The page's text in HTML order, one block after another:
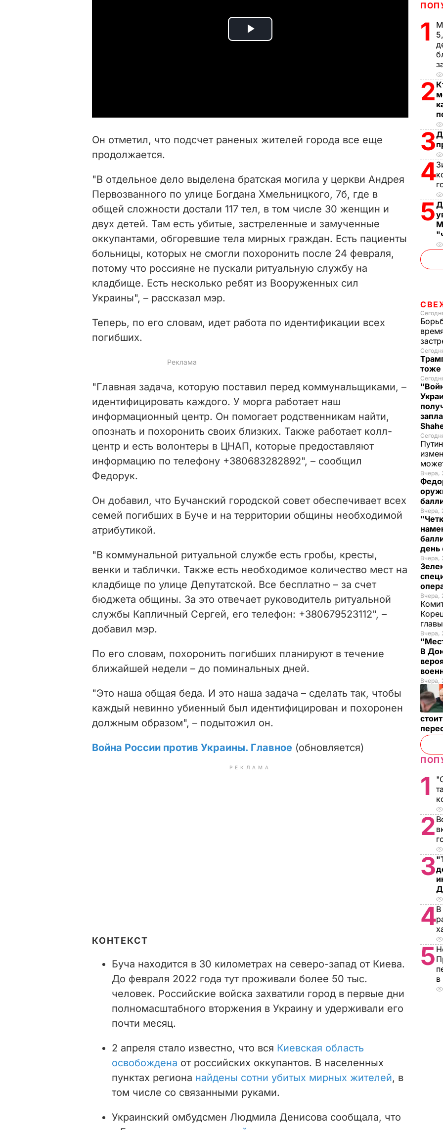
P
d
e
o
Он отметил, что подсчет раненых жителей города все еще
продолжается.
"В отдельное дело выделена братская могила у церкви Андрея
Первозванного по улице Богдана Хмельницкого, 7б, где в
общей сложности достали 117 тел, в том числе 30 женщин и
двух детей. Там есть убитые, застреленные и замученные
оккупантами, обгоревшие тела мирных граждан. Есть пациенты
больницы, которых не смогли похоронить после 24 февраля,
потому что россияне не пускали ритуальную службу на
кладбище. Есть несколько ребят из Вооруженных сил
Украины", – рассказал мэр.
Теперь, по его словам, идет работа по идентификации всех
погибших.
"Главная задача, которую поставил перед коммунальщиками, –
идентифицировать каждого. У морга работает наш
информационный центр. Он помогает родственникам найти,
опознать и похоронить своих близких. Также работает колл-
центр и есть волонтеры в ЦНАП, которые предоставляют
информацию по телефону +380683282892", – сообщил
Федорук.
Он добавил, что Бучанский городской совет обеспечивает всех
семей погибших в Буче и на территории общины необходимой
атрибутикой.
"В коммунальной ритуальной службе есть гробы, кресты,
венки и таблички. Также есть необходимое количество мест на
кладбище по улице Депутатской. Все бесплатно – за счет
бюджета общины. За это отвечает руководитель ритуальной
службы Капличный Сергей, его телефон: +380679523112", –
добавил мэр.
По его словам, похоронить погибших планируют в течение
ближайшей недели – до поминальных дней.
"Это наша общая беда. И это наша задача – сделать так, чтобы
каждый невинно убиенный был идентифицирован и похоронен
должным образом", – подытожил он.
Война России против Украины. Главное (обновляется)
РЕКЛАМА
КОНТЕКСТ
Буча находится в 30 километрах на северо-запад от Киева.
До февраля 2022 года тут проживали более 50 тыс.
человек. Российские войска захватили город в первые дни
полномасштабного вторжения в Украину и удерживали его
почти месяц.
2 апреля стало известно, что вся Киевская область
освобождена от российских оккупантов. В населенных
пунктах региона найдены сотни убитых мирных жителей, в
том числе со связанными руками.
Украинский омбудсмен Людмила Денисова сообщала, что
1
2
3
4
5
тоже
Вчера,
Вчера,
день
Вчера,
Вчера,
Вчера,
В
Вчера,
1
2
3
4В
5
в